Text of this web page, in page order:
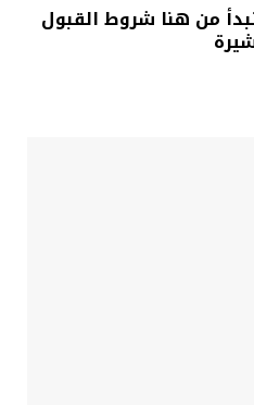
خارج مصر 2026 تبدأ من هنا شروط القبول